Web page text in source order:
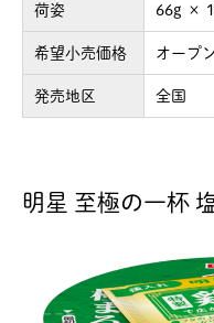
荷姿 66g ×
希望小売価格 オープ
発売地区 全国
明星 至極の一杯